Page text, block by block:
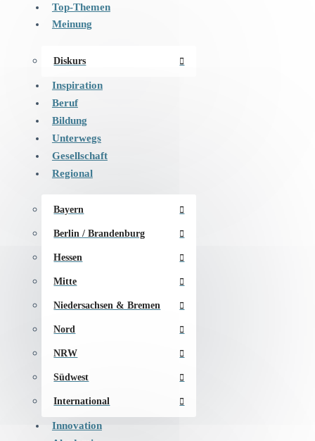
Top-Themen
Meinung
Diskurs
Inspiration
Beruf
Bildung
Unterwegs
Gesellschaft
Regional
Bayern
Berlin / Brandenburg
Hessen
Mitte
Niedersachsen & Bremen
Nord
NRW
Südwest
International
Innovation